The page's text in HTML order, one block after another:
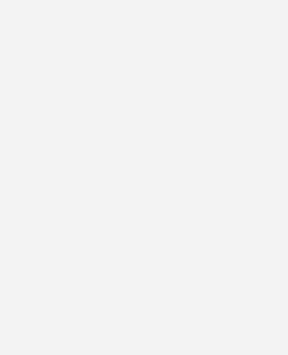
von grünem Wasserstoff
Project A führt die Seed-